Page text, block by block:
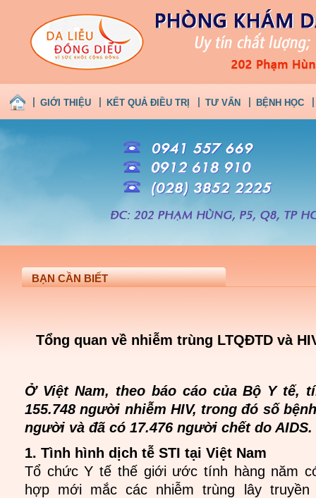
GIỚI THIỆU KẾT QUẢ ĐIỀU TRỊ TƯ VẤN BỆNH HỌC
BẠN CẦN BIẾT
Tổng quan về nhiễm trùng LTQĐTD và
Ở Việt Nam, theo báo cáo của Bộ Y tế,
155.748 người nhiễm HIV, trong đó số
người và đã có 17.476 người chết do AIDS.
1. Tình hình dịch tễ STI tại Việt Nam
Tổ chức Y tế thế giới ước tính hàng năm
hợp mới mắc các nhiễm trùng lây